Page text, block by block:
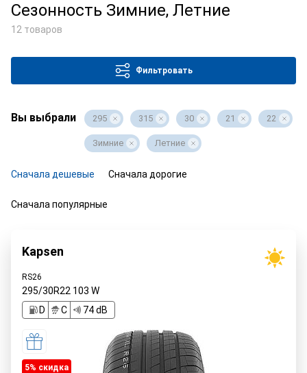
Сезонность Зимние, Летние
12 товаров
Фильтровать
Вы выбрали 295 315 30 21 22
Зимние Летние
Сначала дешевые Сначала дорогие
Сначала популярные
Kapsen
RS26
295/30R22 103 W
D
C 74 dB
5% cкидка